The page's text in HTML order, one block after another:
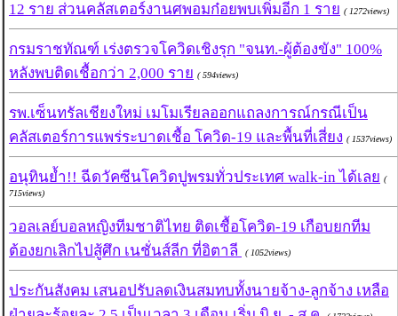
12 ราย ส่วนคลัสเตอร์งานศพอมก๋อยพบเพิ่มอีก 1 ราย ( 1272views)
กรมราชทัณฑ์ เร่งตรวจโควิดเชิงรุก "จนท.-ผู้ต้องขัง" 100%
หลังพบติดเชื้อกว่า 2,000 ราย ( 594views)
รพ.เซ็นทรัลเชียงใหม่ เมโมเรียลออกแถลงการณ์กรณีเป็น
คลัสเตอร์การแพร่ระบาดเชื้อ โควิด-19 และพื้นที่เสี่ยง ( 1537views)
อนุทินย้ำ!! ฉีดวัคซีนโควิดปูพรมทั่วประเทศ walk-in ได้เลย (
715views)
วอลเลย์บอลหญิงทีมชาติไทย ติดเชื้อโควิด-19 เกือบยกทีม
ต้องยกเลิกไปสู้ศึก เนชั่นส์ลีก ที่อิตาลี
( 1052views)
ประกันสังคม เสนอปรับลดเงินสมทบทั้งนายจ้าง-ลูกจ้าง เหลือ